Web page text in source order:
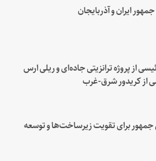
ایران و آذربایجان
از پروژه ترانزیتی جاده‌ای و ریلی ارس
از کریدور شرق-غرب
برای تقویت زیرساخت‌ها و توسعه